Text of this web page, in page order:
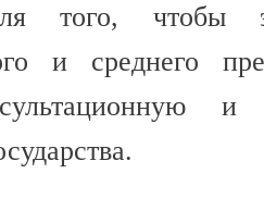
того, чтобы
и среднего